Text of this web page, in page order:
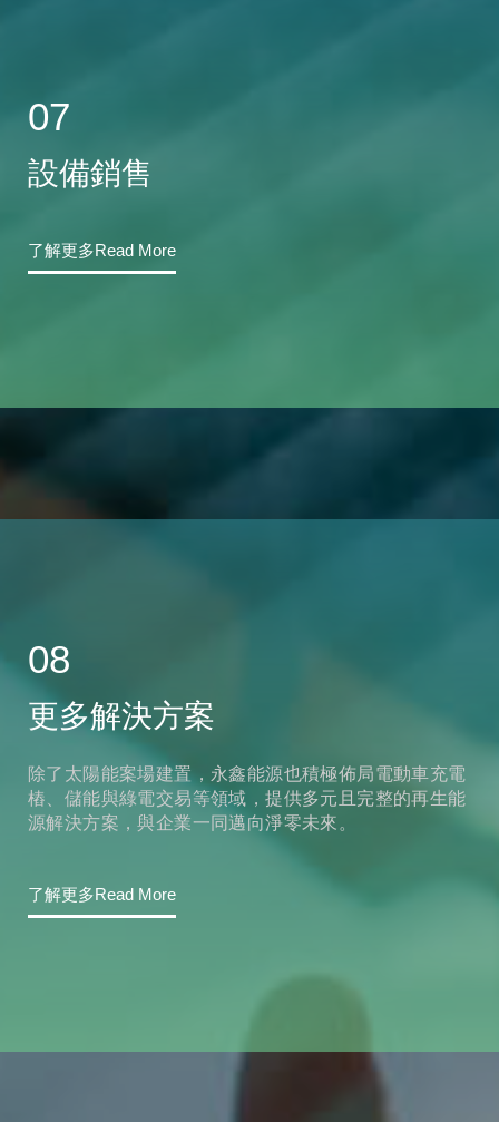
07
設備銷售
了解更多Read More
08
更多解決方案
除了太陽能案場建置，永鑫能源也積極佈局電動車充電
樁、儲能與綠電交易等領域，提供多元且完整的再生能
源解決方案，與企業一同邁向淨零未來。
了解更多Read More